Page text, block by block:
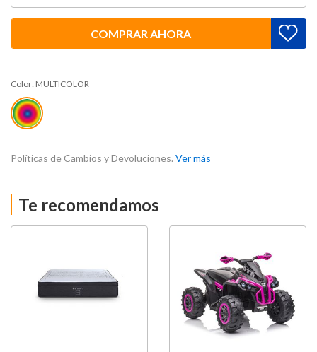
COMPRAR AHORA
Color: MULTICOLOR
Políticas de Cambios y Devoluciones. Ver más
Te recomendamos